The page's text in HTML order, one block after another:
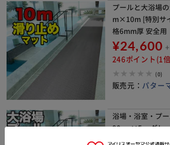
プールと大浴場
m×10m [特別サ
格6mm厚 安全用
¥24,600
246ポイント(1
(0)
販売元： パター
浴場・浴室・プ
90cm×5m グレ
用 転倒防止 ノン